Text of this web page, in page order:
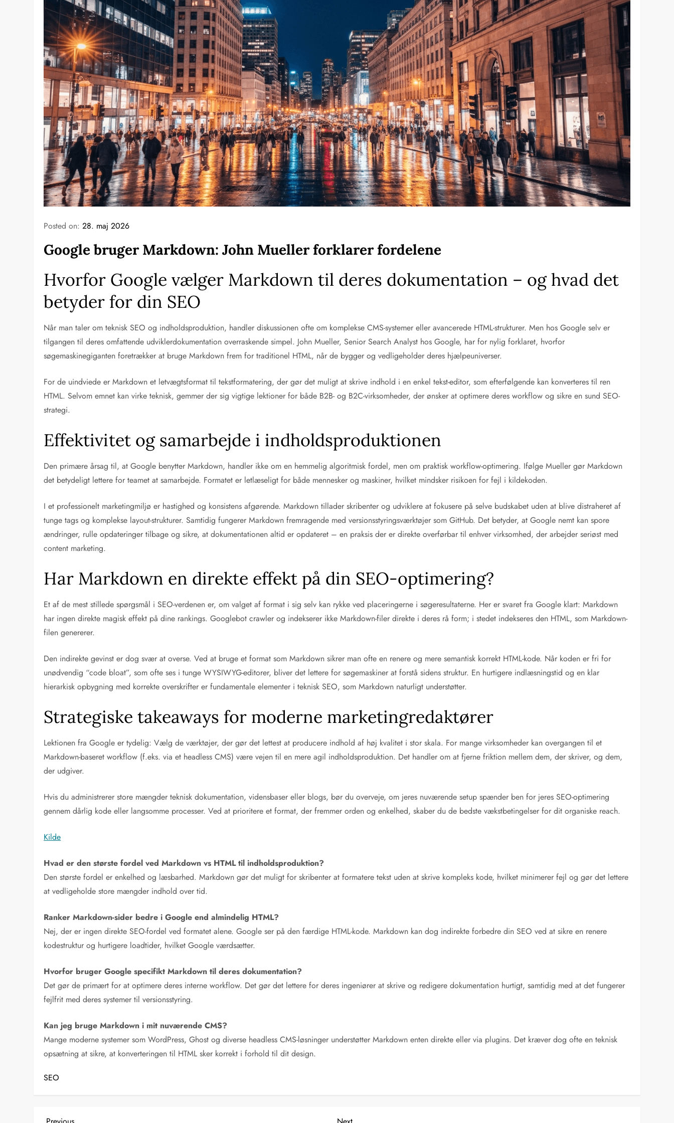
Posted on:28. maj 2026
Google bruger Markdown: John Mueller forklarer fordelene
Hvorfor Google vælger Markdown til deres dokumentation – og hvad det
betyder for din SEO
Når man taler om teknisk SEO og indholdsproduktion, handler diskussionen ofte om komplekse CMS-systemer eller avancerede HTML-strukturer. Men hos Google selv er
tilgangen til deres omfattende udviklerdokumentation overraskende simpel. John Mueller, Senior Search Analyst hos Google, har for nylig forklaret, hvorfor
søgemaskinegiganten foretrækker at bruge Markdown frem for traditionel HTML, når de bygger og vedligeholder deres hjælpeuniverser.
For de uindviede er Markdown et letvægtsformat til tekstformatering, der gør det muligt at skrive indhold i en enkel tekst-editor, som efterfølgende kan konverteres til ren
HTML. Selvom emnet kan virke teknisk, gemmer der sig vigtige lektioner for både B2B- og B2C-virksomheder, der ønsker at optimere deres workflow og sikre en sund SEO-
strategi.
Effektivitet og samarbejde i indholdsproduktionen
Den primære årsag til, at Google benytter Markdown, handler ikke om en hemmelig algoritmisk fordel, men om praktisk workflow-optimering. Ifølge Mueller gør Markdown
det betydeligt lettere for teamet at samarbejde. Formatet er letlæseligt for både mennesker og maskiner, hvilket mindsker risikoen for fejl i kildekoden.
I et professionelt marketingmiljø er hastighed og konsistens afgørende. Markdown tillader skribenter og udviklere at fokusere på selve budskabet uden at blive distraheret af
tunge tags og komplekse layout-strukturer. Samtidig fungerer Markdown fremragende med versionsstyringsværktøjer som GitHub. Det betyder, at Google nemt kan spore
ændringer, rulle opdateringer tilbage og sikre, at dokumentationen altid er opdateret – en praksis der er direkte overførbar til enhver virksomhed, der arbejder seriøst med
content marketing.
Har Markdown en direkte effekt på din SEO-optimering?
Et af de mest stillede spørgsmål i SEO-verdenen er, om valget af format i sig selv kan rykke ved placeringerne i søgeresultaterne. Her er svaret fra Google klart: Markdown
har ingen direkte magisk effekt på dine rankings. Googlebot crawler og indekserer ikke Markdown-filer direkte i deres rå form; i stedet indekseres den HTML, som Markdown-
filen genererer.
Den indirekte gevinst er dog svær at overse. Ved at bruge et format som Markdown sikrer man ofte en renere og mere semantisk korrekt HTML-kode. Når koden er fri for
unødvendig “code bloat”, som ofte ses i tunge WYSIWYG-editorer, bliver det lettere for søgemaskiner at forstå sidens struktur. En hurtigere indlæsningstid og en klar
hierarkisk opbygning med korrekte overskrifter er fundamentale elementer i teknisk SEO, som Markdown naturligt understøtter.
Strategiske takeaways for moderne marketingredaktører
Lektionen fra Google er tydelig: Vælg de værktøjer, der gør det lettest at producere indhold af høj kvalitet i stor skala. For mange virksomheder kan overgangen til et
Markdown-baseret workflow (f.eks. via et headless CMS) være vejen til en mere agil indholdsproduktion. Det handler om at fjerne friktion mellem dem, der skriver, og dem,
der udgiver.
Hvis du administrerer store mængder teknisk dokumentation, vidensbaser eller blogs, bør du overveje, om jeres nuværende setup spænder ben for jeres SEO-optimering
gennem dårlig kode eller langsomme processer. Ved at prioritere et format, der fremmer orden og enkelhed, skaber du de bedste vækstbetingelser for dit organiske reach.
Kilde
Hvad er den største fordel ved Markdown vs HTML til indholdsproduktion?
Den største fordel er enkelhed og læsbarhed. Markdown gør det muligt for skribenter at formatere tekst uden at skrive kompleks kode, hvilket minimerer fejl og gør det lettere
at vedligeholde store mængder indhold over tid.
Ranker Markdown-sider bedre i Google end almindelig HTML?
Nej, der er ingen direkte SEO-fordel ved formatet alene. Google ser på den færdige HTML-kode. Markdown kan dog indirekte forbedre din SEO ved at sikre en renere
kodestruktur og hurtigere loadtider, hvilket Google værdsætter.
Hvorfor bruger Google specifikt Markdown til deres dokumentation?
Det gør de primært for at optimere deres interne workflow. Det gør det lettere for deres ingeniører at skrive og redigere dokumentation hurtigt, samtidig med at det fungerer
fejlfrit med deres systemer til versionsstyring.
Kan jeg bruge Markdown i mit nuværende CMS?
Mange moderne systemer som WordPress, Ghost og diverse headless CMS-løsninger understøtter Markdown enten direkte eller via plugins. Det kræver dog ofte en teknisk
opsætning at sikre, at konverteringen til HTML sker korrekt i forhold til dit design.
SEO